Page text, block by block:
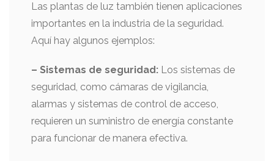
Las plantas de luz también tienen aplicaciones
importantes en la industria de la seguridad.
Aquí hay algunos ejemplos:
– Sistemas de seguridad: Los sistemas de
seguridad, como cámaras de vigilancia,
alarmas y sistemas de control de acceso,
requieren un suministro de energía constante
para funcionar de manera efectiva.